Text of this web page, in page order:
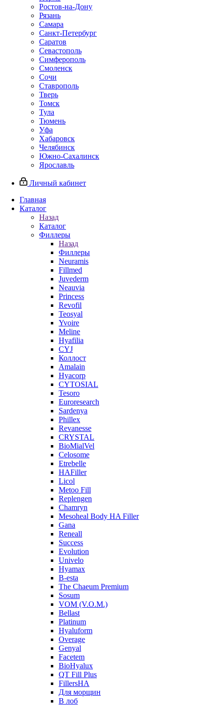
Ростов-на-Дону
Рязань
Самара
Санкт-Петербург
Саратов
Севастополь
Симферополь
Смоленск
Сочи
Ставрополь
Тверь
Томск
Тула
Тюмень
Уфа
Хабаровск
Челябинск
Южно-Сахалинск
Ярославль
Личный кабинет
Главная
Каталог
Назад
Каталог
Филлеры
Назад
Филлеры
Neuramis
Fillmed
Juvederm
Neauvia
Princess
Revofil
Teosyal
Yvoire
Meline
Hyafilia
CYJ
Коллост
Amalain
Hyacorp
CYTOSIAL
Tesoro
Euroresearch
Sardenya
Phillex
Revanesse
CRYSTAL
BioMialVel
Celosome
Etrebelle
HAFiller
Licol
Metoo Fill
Replengen
Chamryn
Mesoheal Body HA Filler
Gana
Reneall
Success
Evolution
Univelo
Hyamax
B-esta
The Chaeum Premium
Sosum
VOM (V.O.M.)
Bellast
Platinum
Hyaluform
Overage
Genyal
Facetem
BioHyalux
QT Fill Plus
FillersHA
Для морщин
В лоб